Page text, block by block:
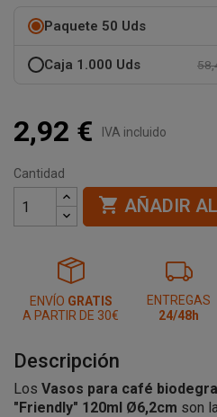
Paquete 50 Uds
Caja 1.000 Uds
2,92 € IVA incluido
Cantidad
 AÑADIR
ENVÍO GRATIS
A PARTIR DE 30€
ENTREGAS
24/48h
Descripción
Los Vasos para café
"Friendly" 120ml Ø6,2cm son